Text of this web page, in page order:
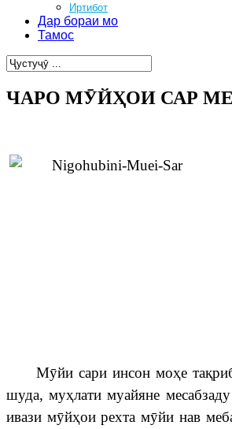
Иртибот
Дар бораи мо
Тамос
ЧАРО МӮЙҲОИ САР
Мӯйисари инсон моҳе тақ
шуда, муҳлати муайяне месабзаду
ивази мӯйҳои рехта мӯйи нав